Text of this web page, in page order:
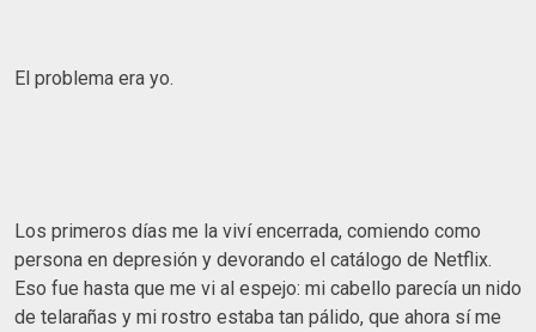
El problema era yo.
Los primeros días me la viví encerrada, comiendo como
persona en depresión y devorando el catálogo de Netflix.
Eso fue hasta que me vi al espejo: mi cabello parecía un nido
de telarañas y mi rostro estaba tan pálido, que ahora sí me